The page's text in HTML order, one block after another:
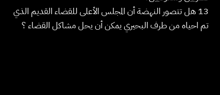
13 هل تتصور النهضة أن المجلس الأعلى للقضاء القديم الذي
تم احياه من طرف البحيري يمكن أن يحل مشاكل القضاء ؟